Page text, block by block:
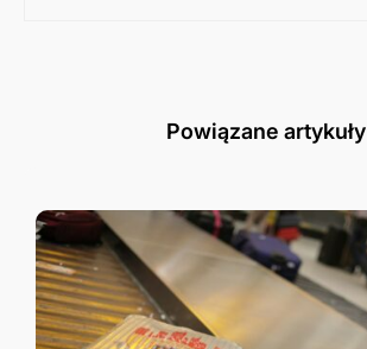
Powiązane artykuły